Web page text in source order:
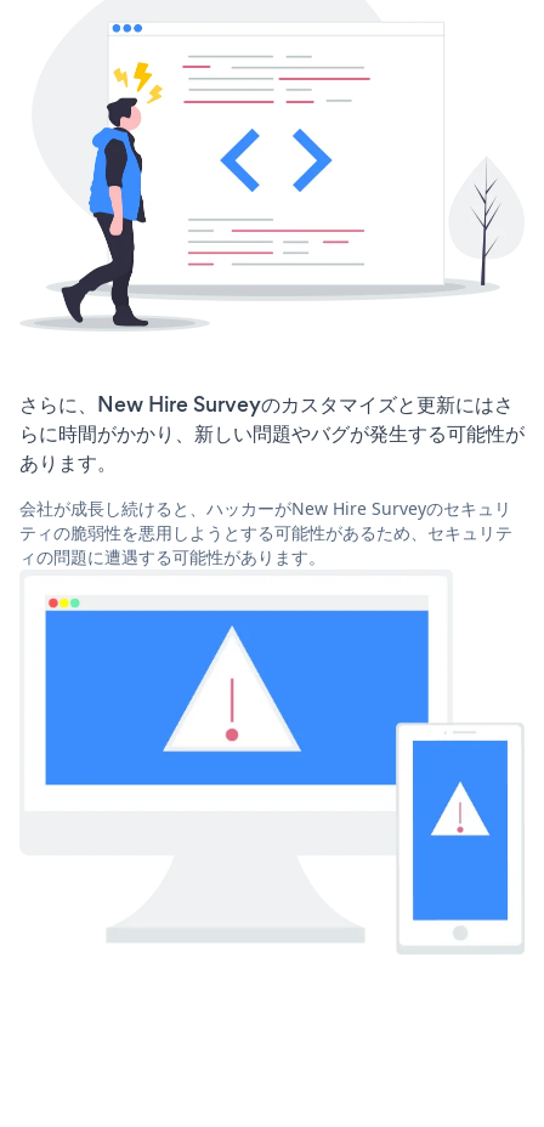
さらに、New Hire Surveyのカスタマイズと更新にはさ
らに時間がかかり、新しい問題やバグが発生する可能性が
あります。
会社が成長し続けると、ハッカーがNew Hire Surveyのセキュリ
ティの脆弱性を悪用しようとする可能性があるため、セキュリテ
ィの問題に遭遇する可能性があります。